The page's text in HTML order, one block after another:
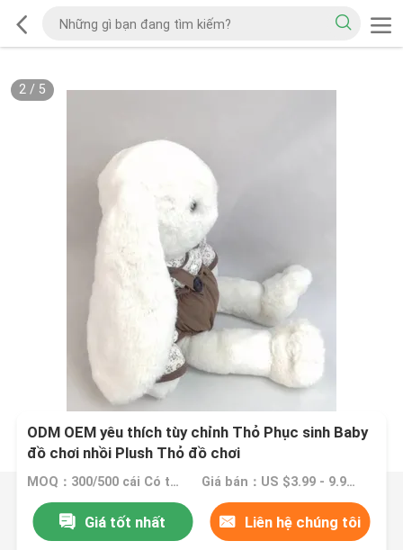
2/ 5
ODM OEM yêu thích tùy chỉnh Thỏ Phục sinh Baby
đồ chơi nhồi Plush Thỏ đồ chơi
MOQ：300/500 cái Có thể thương lượng Giá bán：US $3.99 - 9.99/Piece
Giá tốt nhất Liên hệ chúng tôi